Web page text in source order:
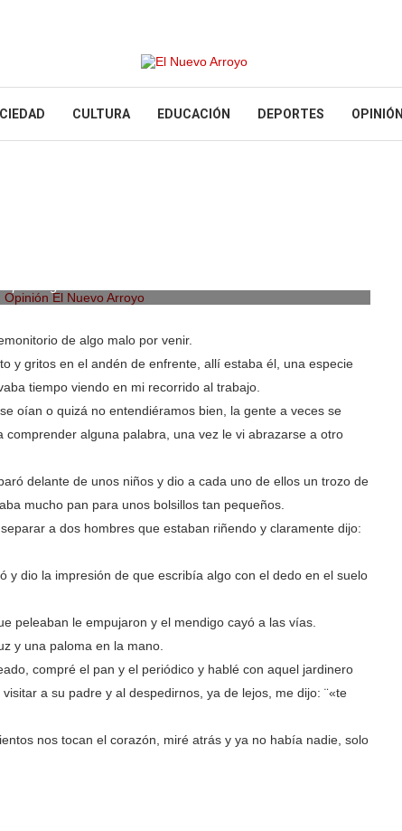
CULTURA EDUCACIÓN DEPORTES OPINIÓN
de algo malo por venir.
y gritos en el andén de enfrente, allí estaba él, una especie
tiempo viendo en mi recorrido al trabajo.
oían o quizá no entendiéramos bien, la gente a veces se
alguna palabra, una vez le vi abrazarse a otro
delante de unos niños y dio a cada uno de ellos un trozo de
mucho pan para unos bolsillos tan pequeños.
a dos hombres que estaban riñendo y claramente dijo:
y dio la impresión de que escribía algo con el dedo en el suelo
peleaban le empujaron y el mendigo cayó a las vías.
y una paloma en la mano.
compré el pan y el periódico y hablé con aquel jardinero
a su padre y al despedirnos, ya de lejos, me dijo: ¨«te
nos tocan el corazón, miré atrás y ya no había nadie, solo